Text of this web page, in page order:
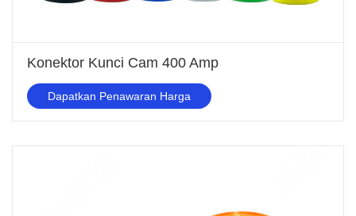
Konektor Kunci Cam 400 Amp
Dapatkan Penawaran Harga